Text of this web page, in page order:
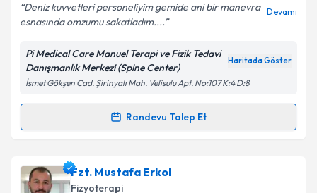
Deniz kuvvetleri personeliyim gemide ani bir manevra
esnasında omzumu sakatladım....
Devamı
Pi Medical Care Manuel Terapi ve Fizik Tedavi
Danışmanlık Merkezi (Spine Center)
Haritada Göster
İsmet Gökşen Cad. Şirinyalı Mah. Velisulu Apt. No:107 K:4 D:8
Randevu Talep Et
Randevu Takvimi Talebi
Fzt. Adem Koyuncu için randevu takvimi talebi
oluşturun. Size bu uzmandan randevu almanız için bir
Fzt. Mustafa Erkol
Fizyoterapi